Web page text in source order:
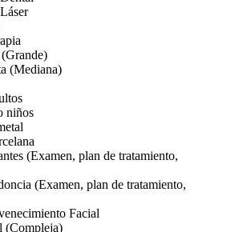
(Mediana)
niños
(Examen, plan de tratamiento,
(Examen, plan de tratamiento,
Facial
(Compleja)